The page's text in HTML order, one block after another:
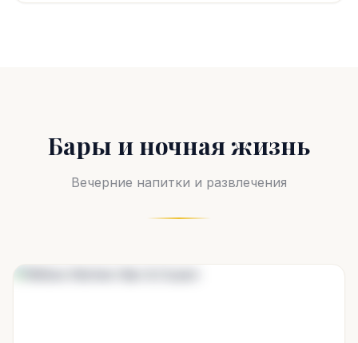
Бары и ночная жизнь
Вечерние напитки и развлечения